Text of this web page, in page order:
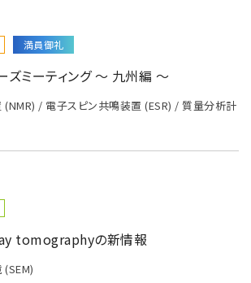
ン登録
(CP)
ム加工観察装置 (FIB)
クロアナライザー (EPMA)
ロプローブ (Auger)
、ESCA)
(NMR)
ビス
ン
安全データシート(SDS)
展示会
カイブ
ッチ
ト
への考え方
電子
て
満員御礼
ミーティング ～ 九州編 ～
(NMR) / 電子スピン共鳴装置 (ESR) / 質量分析計
tomographyの新情報